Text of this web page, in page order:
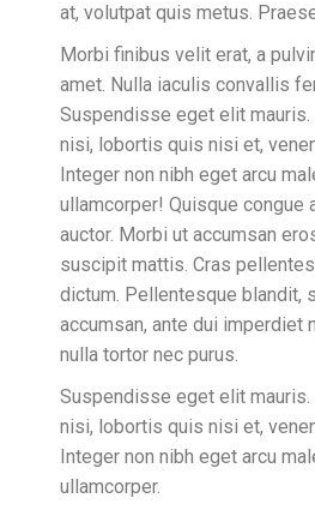
at, volutpat quis metus.
Morbi finibus velit erat, a
amet. Nulla iaculis convallis
Suspendisse eget elit
nisi, lobortis quis nisi et,
Integer non nibh eget arcu
ullamcorper! Quisque congue
auctor. Morbi ut accumsan
suscipit mattis. Cras
dictum. Pellentesque blandit,
accumsan, ante dui imperdiet
nulla tortor nec purus.
Suspendisse eget elit
nisi, lobortis quis nisi et,
Integer non nibh eget arcu
ullamcorper.